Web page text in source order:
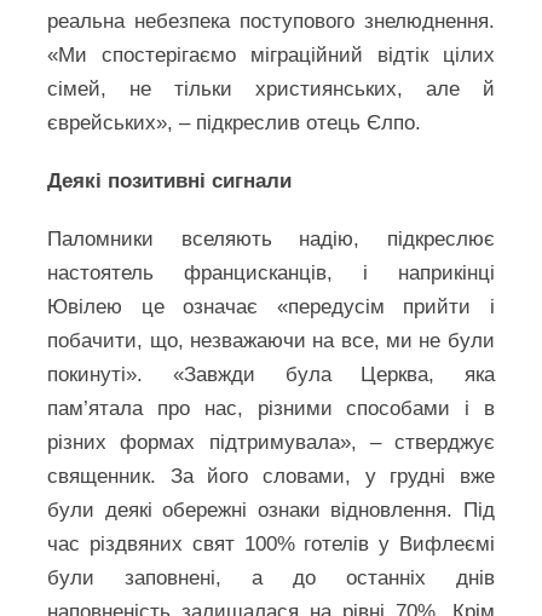
реальна небезпека поступового знелюднення.
«Ми спостерігаємо міграційний відтік цілих
сімей, не тільки християнських, але й
єврейських», – підкреслив отець Єлпо.
Деякі позитивні сигнали
Паломники вселяють надію, підкреслює
настоятель францисканців, і наприкінці
Ювілею це означає «передусім прийти і
побачити, що, незважаючи на все, ми не були
покинуті». «Завжди була Церква, яка
пам’ятала про нас, різними способами і в
різних формах підтримувала», – стверджує
священник. За його словами, у грудні вже
були деякі обережні ознаки відновлення. Під
час різдвяних свят 100% готелів у Вифлеємі
були заповнені, а до останніх днів